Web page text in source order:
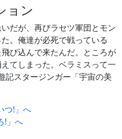
ョン
だが、再びラセツ軍団とモン
。俺達が必死で戦っている
び込んで来たんだ。ところが
てしまった。ベラミスって一
記スタージンガー「宇宙の美
つ!」へ
!」へ